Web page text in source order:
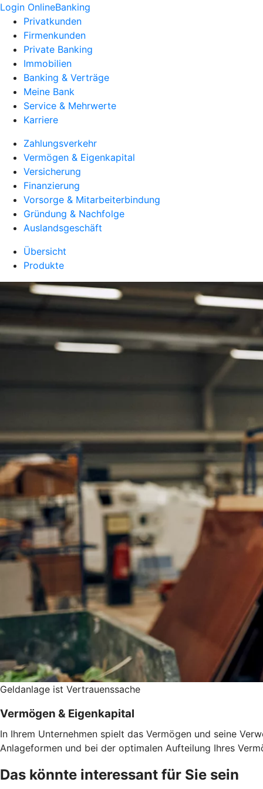
Login OnlineBanking
Privatkunden
Firmenkunden
Private Banking
Immobilien
Banking & Verträge
Meine Bank
Service & Mehrwerte
Karriere
Zahlungsverkehr
Vermögen & Eigenkapital
Versicherung
Finanzierung
Vorsorge & Mitarbeiterbindung
Gründung & Nachfolge
Auslandsgeschäft
Übersicht
Produkte
Geldanlage ist Vertrauenssache
Vermögen & Eigenkapital
In Ihrem Unternehmen spielt das Vermögen und seine
Anlageformen und bei der optimalen Aufteilung Ihres
Das könnte interessant für Sie sein